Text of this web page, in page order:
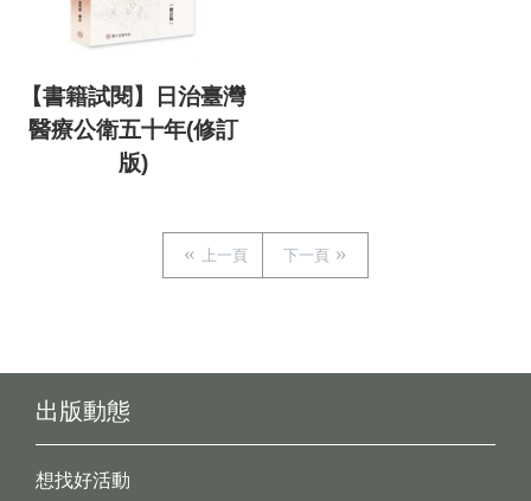
【書籍試閱】日治臺灣
醫療公衛五十年(修訂
版)
上一頁 下一頁
出版動態
想找好活動